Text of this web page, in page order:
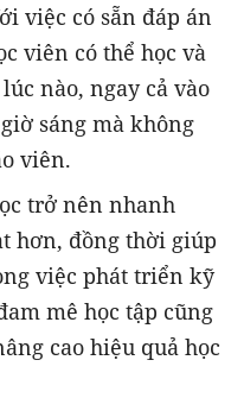
việc có sẵn đáp án
viên có thể học và
nào, ngay cả vào
sáng mà không
viên.
trở nên nhanh
hơn, đồng thời giúp
việc phát triển kỹ
mê học tập cũng
cao hiệu quả học